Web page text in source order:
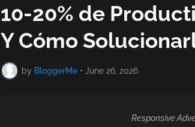
10-20% de
Y Cómo
by BloggerMe • June 26, 2026
Responsive